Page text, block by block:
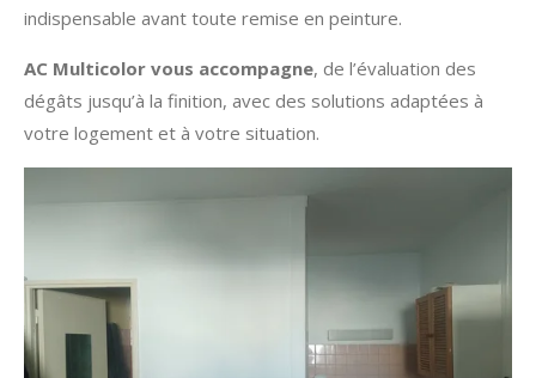
indispensable avant toute remise en peinture.
AC Multicolor vous accompagne, de l’évaluation des
dégâts jusqu’à la finition, avec des solutions adaptées à
votre logement et à votre situation.